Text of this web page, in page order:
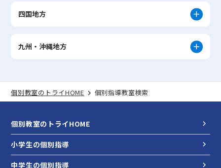
四国地方
九州・沖縄地方
個別教室のトライHOME 個別指導教室検索
個別教室のトライHOME
小学生の個別指導
中学生の個別指導